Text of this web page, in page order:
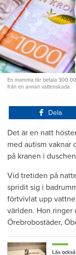
En mamma får betala 300
från en annan vattenskada.
Dela
Det är en natt
med autism vaknar
på kranen i
Vid tretiden på
spridit sig i
förtvivlat upp
världen. Hon ringer
Örebrobostäder,
Läs också